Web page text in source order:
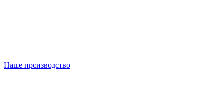
Наше производство